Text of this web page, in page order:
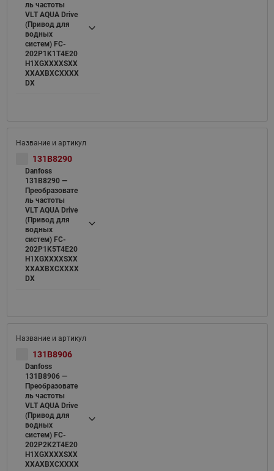
ль частоты
VLT AQUA Drive
(Привод для
водных
систем) FC-
202P1K1T4E20
H1XGXXXXSXX
XXAXBXCXXXX
DX
131B8290
Danfoss
131B8290 —
Преобразовате
ль частоты
VLT AQUA Drive
(Привод для
водных
систем) FC-
202P1K5T4E20
H1XGXXXXSXX
XXAXBXCXXXX
DX
131B8906
Danfoss
131B8906 —
Преобразовате
ль частоты
VLT AQUA Drive
(Привод для
водных
систем) FC-
202P2K2T4E20
H1XGXXXXSXX
XXAXBXCXXXX